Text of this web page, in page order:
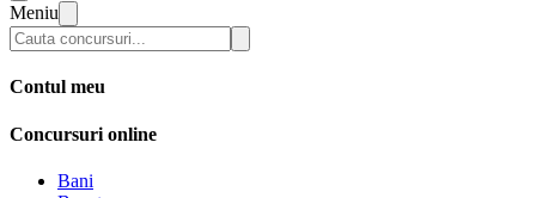
Meniu
Contul meu
Concursuri online
Bani